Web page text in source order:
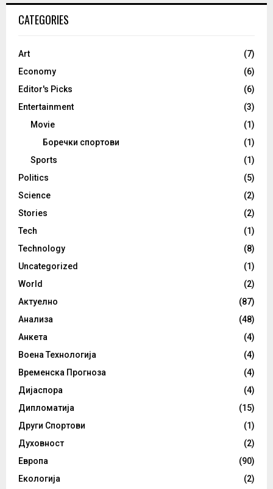
CATEGORIES
Art
(7)
Economy
(6)
Editor's Picks
(6)
Entertainment
(3)
Movie
(1)
Боречки спортови
(1)
Sports
(1)
Politics
(5)
Science
(2)
Stories
(2)
Tech
(1)
Technology
(8)
Uncategorized
(1)
World
(2)
Актуелно
(87)
Анализа
(48)
Анкета
(4)
Воена Технологија
(4)
Временска Прогноза
(4)
Дијаспора
(4)
Дипломатија
(15)
Други Спортови
(1)
Духовност
(2)
Европа
(90)
Екологија
(2)